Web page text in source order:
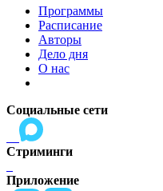
Программы
Расписание
Авторы
Дело дня
О нас
Социальные сети
Стриминги
Приложение